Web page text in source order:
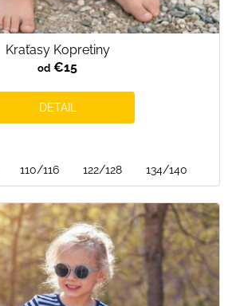
Kraťasy Kopretiny
od €15
DETAIL
110/116 122/128 134/140